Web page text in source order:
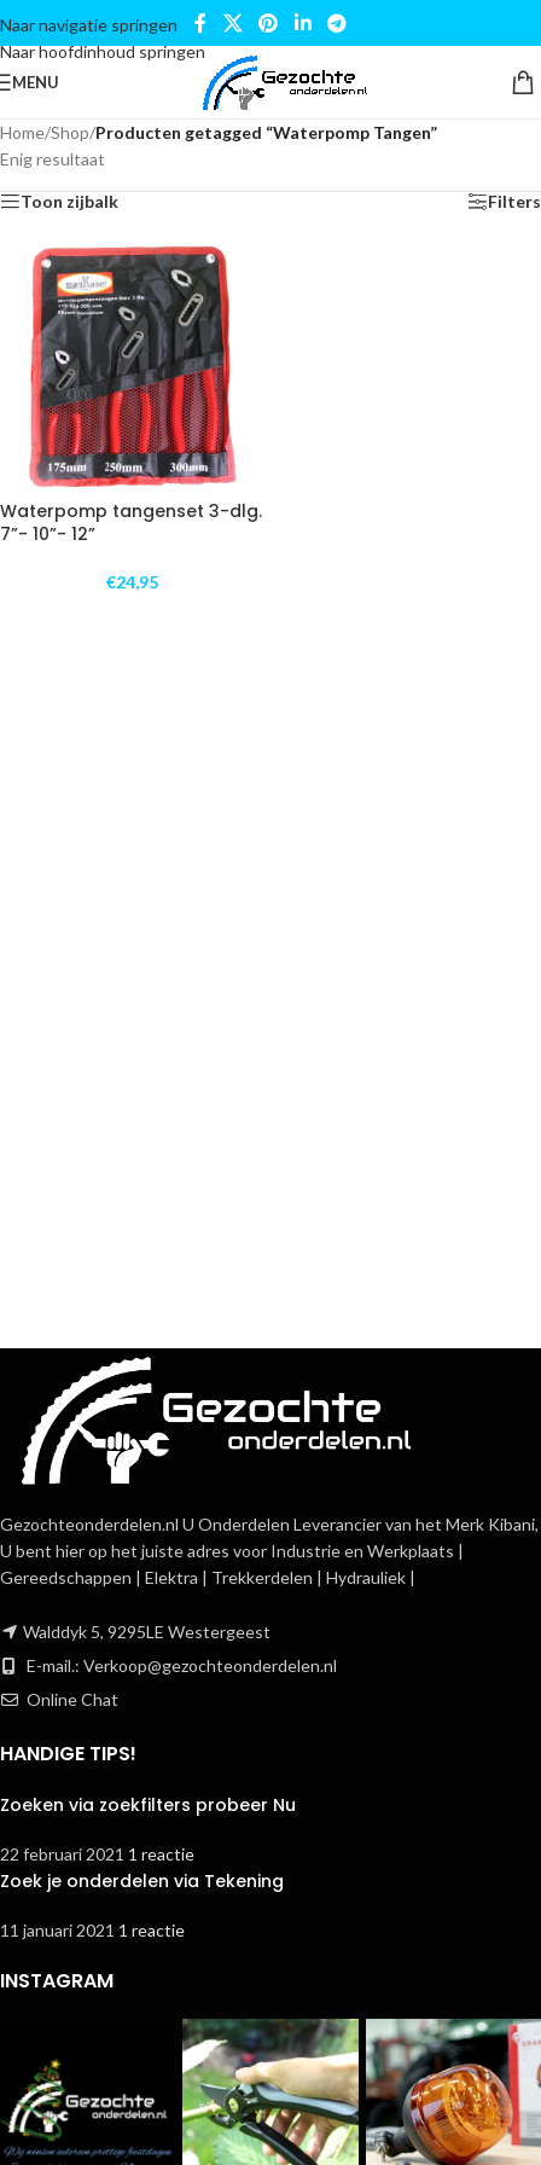
Naar navigatie springen
Naar hoofdinhoud springen
MENU
Home/Shop/Producten getagged “Waterpomp Tangen”
Enig resultaat
Toon zijbalk Filters
Waterpomp tangenset 3-dlg.
7”- 10”- 12”
€24,95
Gezochteonderdelen.nl U Onderdelen Leverancier van het Merk Kibani,
U bent hier op het juiste adres voor Industrie en Werkplaats |
Gereedschappen | Elektra | Trekkerdelen | Hydrauliek |
Walddyk 5, 9295LE Westergeest
E-mail.: Verkoop@gezochteonderdelen.nl
Online Chat
HANDIGE TIPS!
Zoeken via zoekfilters probeer Nu
22 februari 2021 1 reactie
Zoek je onderdelen via Tekening
11 januari 2021 1 reactie
INSTAGRAM